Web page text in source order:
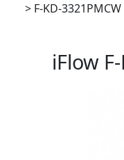
> F-KD-3321PMCW
iFlow